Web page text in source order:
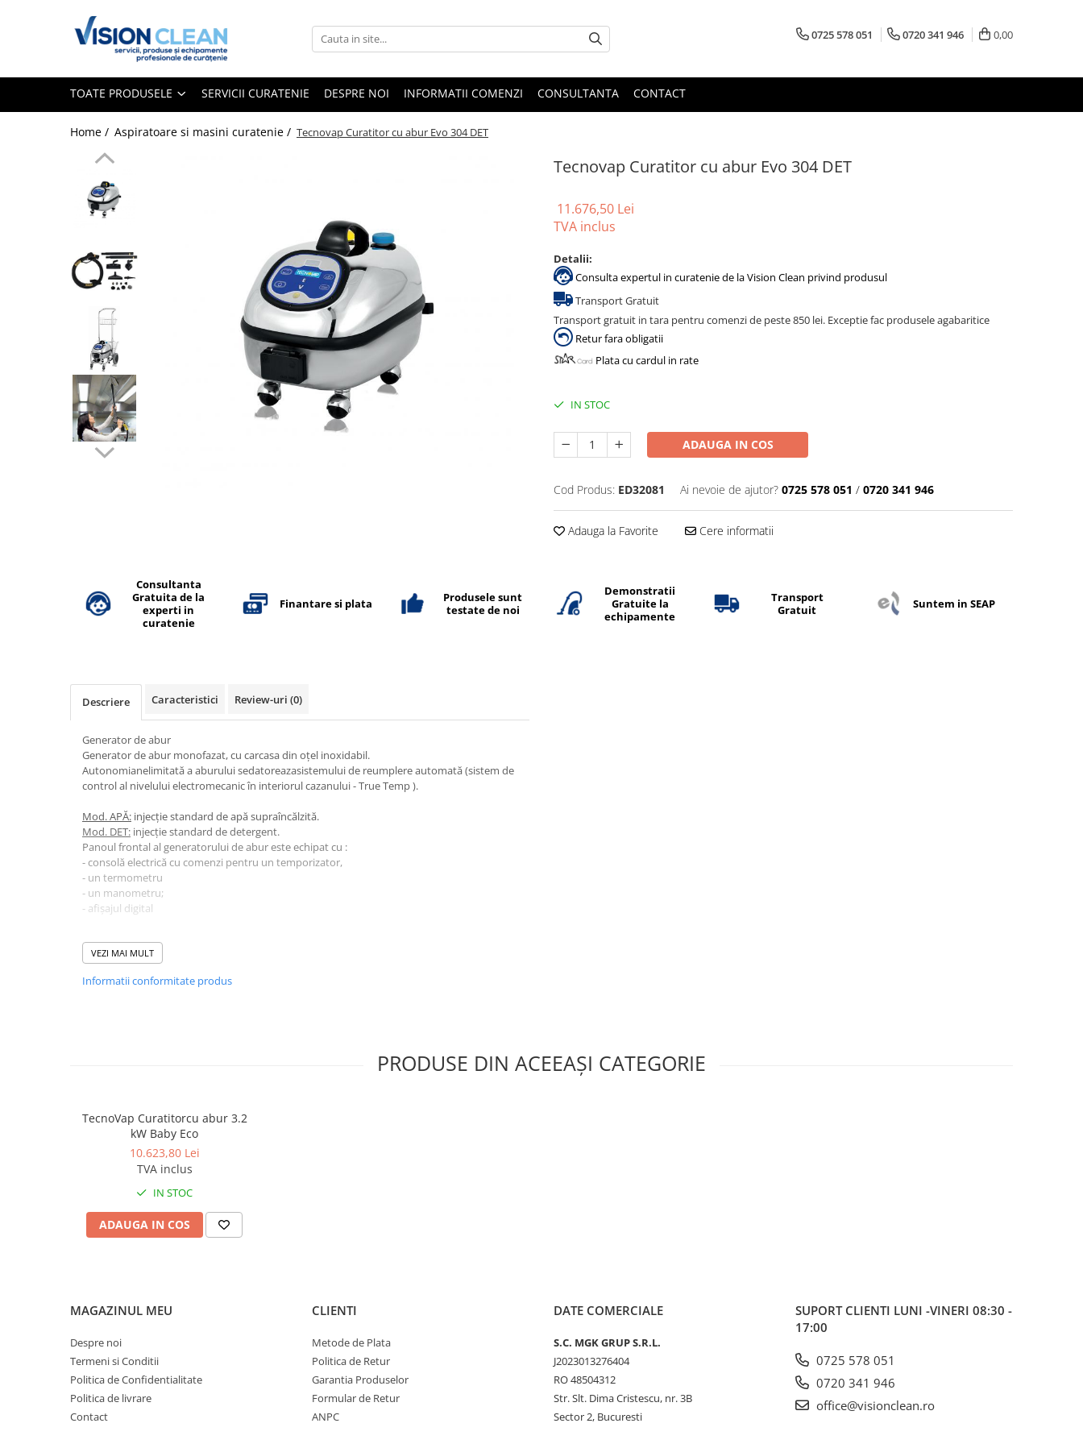
Aspiratoare si masini curatenie
Aspiratoare industriale
Aspiratoare profesionale de lichide
Masini de curatat si aspirat
Monodiscuri profesionale
Detergenti profesionali
Accesorii detergenti, pompe,
pulverizatoare
Detergenti bucatarie
Detergenti comerciali
Detergenti toaleta, grup sanitar
Dezinfectanti suprafete
Dozatoare dezinfectanti
Dispensere acoperitoare colac wc
Dispensere odorizante
Dispensere prosoape pliate (Z)
Dispensere pungi igiena feminina
Dispensere rola hartie industriala
Dispensere servetele masa,
servetele faciale
Consumabile hartie
Hartie igienica
Pungi igienice
Role hartie industriala
Role prosop hartie
0725 578 051 0720 341 946 0,00
TOATE PRODUSELE SERVICII CURATENIE DESPRE NOI INFORMATII COMENZI CONSULTANTA CONTACT
Home / Aspiratoare si masini curatenie / Tecnovap Curatitor cu abur Evo 304 DET
Tecnovap Curatitor cu abur Evo 304 DET
11.676,50 Lei
TVA inclus
Detalii:
Consulta expertul in curatenie de la Vision Clean privind produsul
Transport Gratuit
Transport gratuit in tara pentru comenzi de peste 850 lei. Exceptie fac produsele agabaritice
Retur fara obligatii
Plata cu cardul in rate
IN STOC
ADAUGA IN COS
Cod Produs: ED32081 Ai nevoie de ajutor? 0725 578 051 / 0720 341 946
Adauga la Favorite Cere informatii
Consultanta
Gratuita de la
experti in
curatenie
Finantare si plata
Produsele sunt
testate de noi
Demonstratii
Gratuite la
echipamente
Transport
Gratuit
Suntem in SEAP
Descriere Caracteristici Review-uri (0)
Generator de abur
Generator de abur monofazat, cu carcasa din oțel inoxidabil.
Autonomianelimitată a aburului sedatoreazasistemului de reumplere automată (sistem de
control al nivelului electromecanic în interiorul cazanului - True Temp ).
Mod. APĂ: injecție standard de apă supraîncălzită.
Mod. DET: injecție standard de detergent.
Panoul frontal al generatorului de abur este echipat cu :
- consolă electrică cu comenzi pentru un temporizator,
- un termometru
- un manometru;
- afișajul digital
Dotari:
- Furtun 3m
- Carucior
VEZI MAI MULT
Informatii conformitate produs
PRODUSE DIN ACEEAȘI CATEGORIE
TecnoVap Curatitorcu abur 3.2
kW Baby Eco
10.623,80 Lei
TVA inclus
IN STOC
ADAUGA IN COS
MAGAZINUL MEU
Despre noi
Termeni si Conditii
Politica de Confidentialitate
Politica de livrare
Contact
CLIENTI
Metode de Plata
Politica de Retur
Garantia Produselor
Formular de Retur
ANPC
DATE COMERCIALE
S.C. MGK GRUP S.R.L.
J2023013276404
RO 48504312
Str. Slt. Dima Cristescu, nr. 3B
Sector 2, Bucuresti
SUPORT CLIENTI LUNI -VINERI 08:30 -
17:00
0725 578 051
0720 341 946
office@visionclean.ro